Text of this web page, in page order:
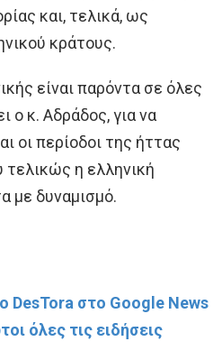
και, τελικά, ως
κράτους.
είναι παρόντα σε όλες
ο κ. Αδράδος, για να
οι περίοδοι της ήττας
η ελληνική
με δυναμισμό.
DesTora στο Google News
όλες τις ειδήσεις